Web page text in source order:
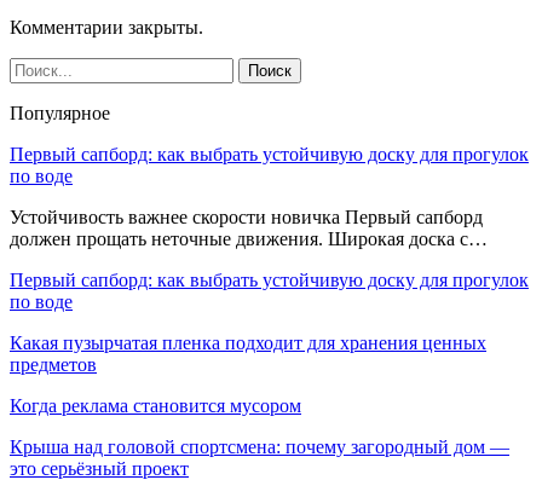
Комментарии закрыты.
Популярное
Первый сапборд: как выбрать устойчивую доску для прогулок
по воде
Устойчивость важнее скорости новичка Первый сапборд
должен прощать неточные движения. Широкая доска с…
Первый сапборд: как выбрать устойчивую доску для прогулок
по воде
Какая пузырчатая пленка подходит для хранения ценных
предметов
Когда реклама становится мусором
Крыша над головой спортсмена: почему загородный дом —
это серьёзный проект